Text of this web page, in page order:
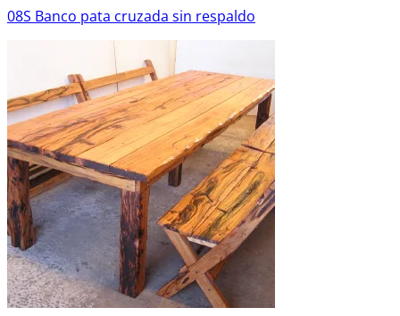
08S Banco pata cruzada sin respaldo